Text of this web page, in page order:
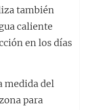
también
caliente
en los días
medida del
para